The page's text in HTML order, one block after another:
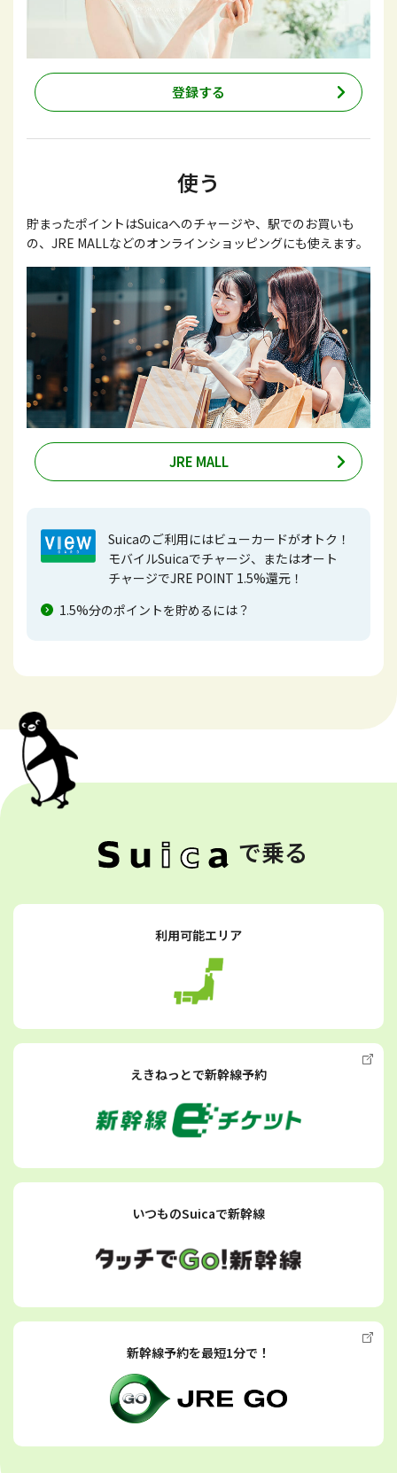
登録する
使う
貯まったポイントはSuicaへのチャージや、駅でのお買いも
の、JRE MALLなどのオンラインショッピングにも使えます。
JRE MALL
Suicaのご利用にはビューカードがオトク！
モバイルSuicaでチャージ、またはオート
チャージでJRE POINT 1.5%還元！
1.5%分のポイントを貯めるには？
で乗る
利用可能エリア
えきねっとで新幹線予約
いつものSuicaで新幹線
新幹線予約を最短1分で！